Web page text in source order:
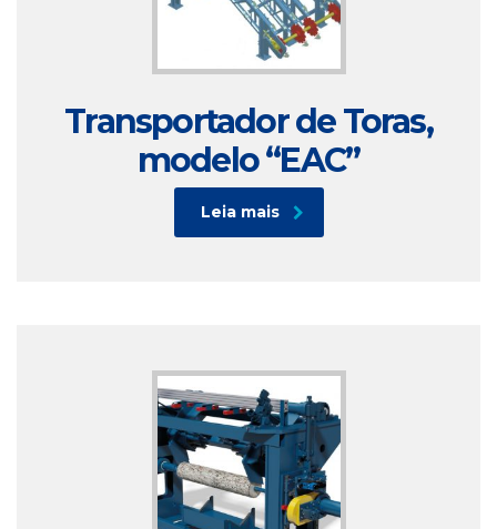
Transportador de Toras,
modelo “EAC”
Leia mais